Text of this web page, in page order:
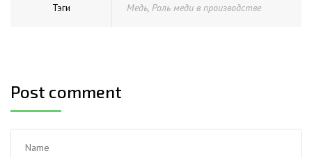
Тэги Медь, Роль меди в производстве
Post comment